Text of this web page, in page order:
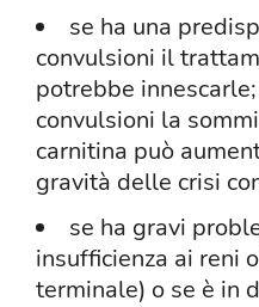
se ha una
convulsioni il
potrebbe
convulsioni la
carnitina può
gravità delle crisi
se ha gravi
insufficienza ai reni
terminale) o se è in